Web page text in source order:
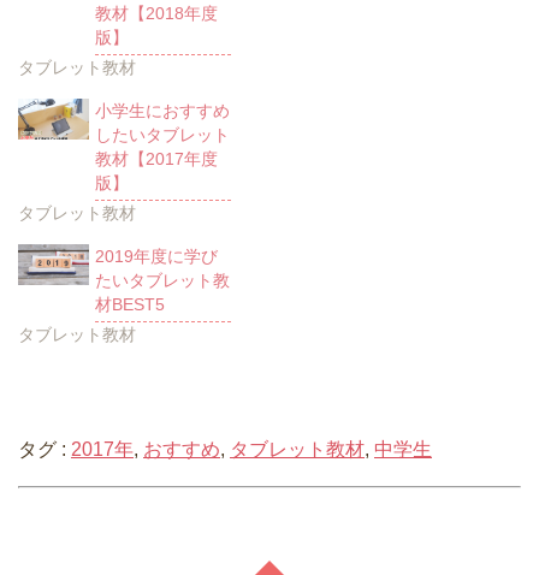
教材【2018年度
版】
タブレット教材
小学生におすすめ
したいタブレット
教材【2017年度
版】
タブレット教材
2019年度に学び
たいタブレット教
材BEST5
タブレット教材
タグ : 2017年, おすすめ, タブレット教材, 中学生